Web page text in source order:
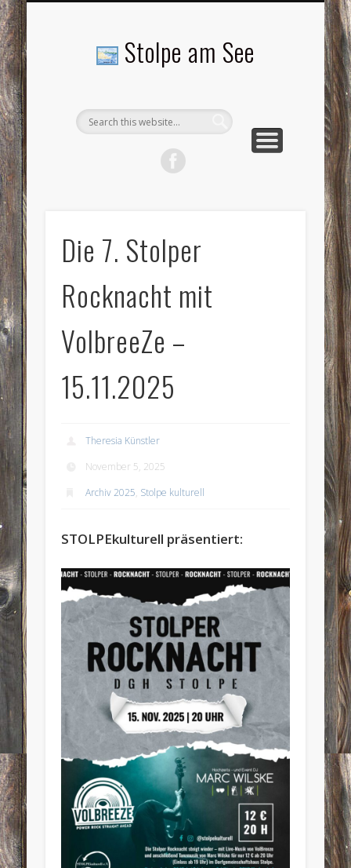
Stolpe am See
Die 7. Stolper
Rocknacht mit
VolbreeZe –
15.11.2025
Theresia Künstler
November 5, 2025
Archiv 2025, Stolpe kulturell
STOLPEkulturell präsentiert: